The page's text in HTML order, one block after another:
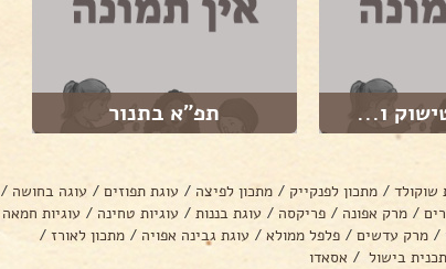
ו... תפ"א בתנור
שוקולד / מתכון לפנקייק / מתכון לפיצה / עוגת תפוזים / עוגה בחושה /
/ מרק אפונה / פריקסה / עוגת בננות / עוגיות טחינה / עוגיות חמאה
/ מרק עדשים / פלפל ממולא / עוגת גבינה אפויה / מתכון לאורז /
תכנית בישול / אסאדו